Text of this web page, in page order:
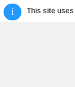
i This site uses